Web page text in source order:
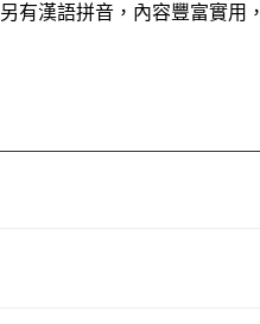
有漢語拼音，內容豐富實用，